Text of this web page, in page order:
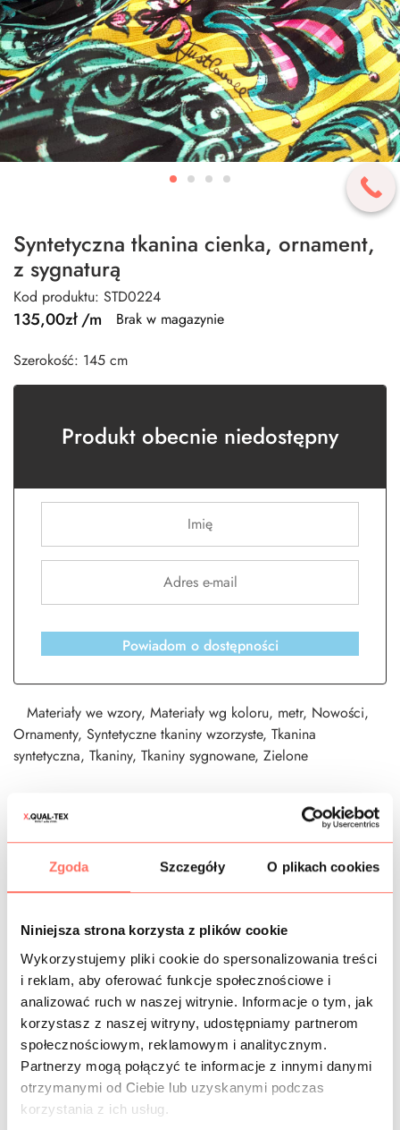
Zgoda Szczegóły O plikach cookies
Niniejsza strona korzysta z plików cookie
Wykorzystujemy pliki cookie do spersonalizowania treści
i reklam, aby oferować funkcje społecznościowe i
analizować ruch w naszej witrynie. Informacje o tym, jak
korzystasz z naszej witryny, udostępniamy partnerom
społecznościowym, reklamowym i analitycznym.
Partnerzy mogą połączyć te informacje z innymi danymi
otrzymanymi od Ciebie lub uzyskanymi podczas
korzystania z ich usług.
Syntetyczna tkanina cienka, ornament,
z sygnaturą
Kod produktu: STD0224
135,00zł/m
Brak w magazynie
Szerokość: 145 cm
Produkt obecnie niedostępny
Powiadom o dostępności
Materiały we wzory, Materiały wg koloru, metr, Nowości,
Ornamenty, Syntetyczne tkaniny wzorzyste, Tkanina
syntetyczna, Tkaniny, Tkaniny sygnowane, Zielone
KOSZTY WYSYŁKI
OPIS
Syntetyczna tkanina drukowana z motywem
ornamentowym w odcieniach morskiego, żółtego, różu i
czerni. Całość ozdobiona równoległymi do szerokości
pasami. Wzór z miejscowo nadrukowaną sygnaturą.
W szerokości element różowy powtórzony 4 razy.
Tkanina jest cienka, prześwitująca, pozwalająca na
budowanie odstających form.
Ta wzorzysta tkanina syntetyczna dedykowana jest na: